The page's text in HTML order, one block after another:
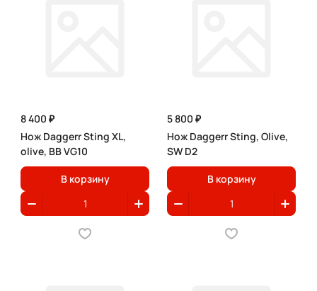
8 400 ₽
Нож Daggerr Sting XL,
olive, BB VG10
В корзину
5 800 ₽
Нож Daggerr Sting, Olive,
SW D2
В корзину